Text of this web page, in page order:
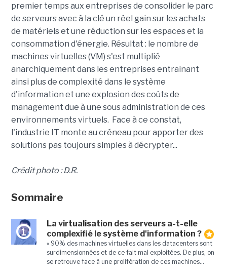
premier temps aux entreprises de consolider le parc
de serveurs avec à la clé un réel gain sur les achats
de matériels et une réduction sur les espaces et la
consommation d'énergie. Résultat : le nombre de
machines virtuelles (VM) s'est multiplié
anarchiquement dans les entreprises entrainant
ainsi plus de complexité dans le système
d'information et une explosion des coûts de
management due à une sous administration de ces
environnements virtuels. Face à ce constat,
l'industrie IT monte au créneau pour apporter des
solutions pas toujours simples à décrypter...
Crédit photo : D.R.
Sommaire
1
La virtualisation des serveurs a-t-elle
complexifié le système d'information ?
« 90% des machines virtuelles dans les datacenters sont
surdimensionnées et de ce fait mal exploitées. De plus, on
se retrouve face à une prolifération de ces machines...